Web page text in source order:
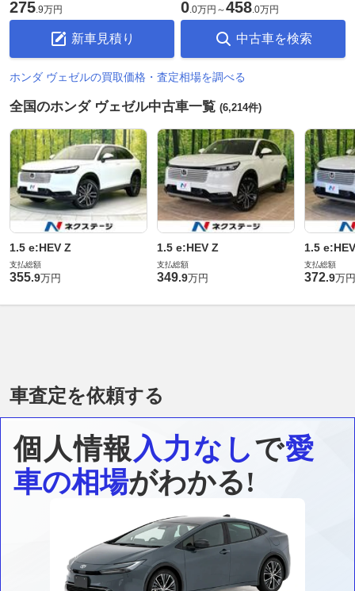
275.9万円
新車見積り
0.0万円 ～458.0万円
中古車を検索
ホンダ ヴェゼルの買取価格・査定相場を調べる
全国のホンダ ヴェゼル中古車一覧 (6,214件)
1.5 e:HEV Z
支払総額
355.9万円
1.5 e:HEV Z
支払総額
349.9万円
1.5
支払総額
372.9万円
車査定を依頼する
個人情報 入力なしで愛
車の相場がわかる!